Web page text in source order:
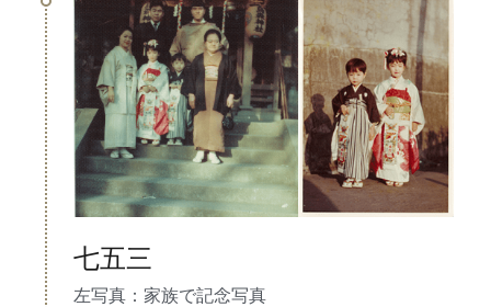
七五三
左写真：家族で記念写真